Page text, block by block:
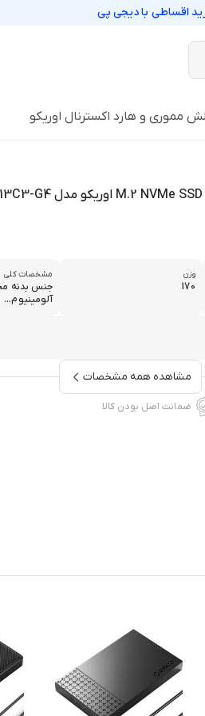
اقساطی بادیجی پی
مموری و هارد اکسترنال اوریکو
وزن
170
مشخصات کلی
جنس بدنه
آلومینیوم...
مشاهده همه مشخصات
ضمانت اصل بودن کالا